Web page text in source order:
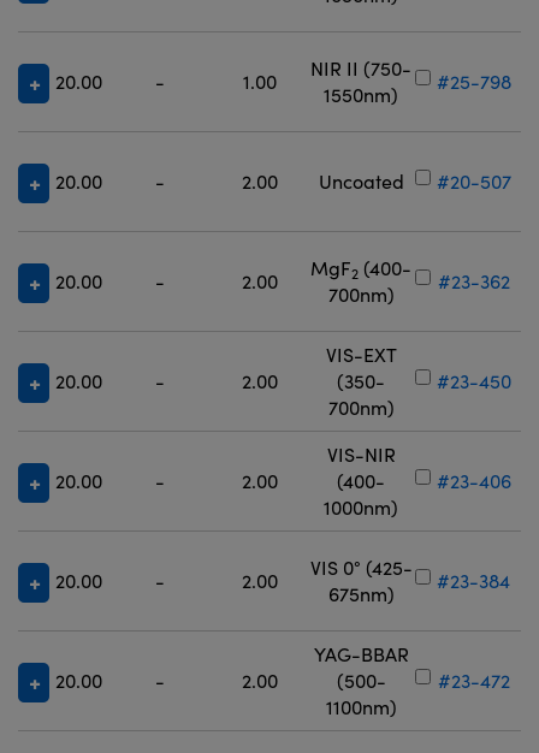
20.00 - 1.00
NIR II (750-
1550nm)
#25-798
20.00 - 2.00 Uncoated #20-507
20.00 - 2.00
MgF2 (400-
700nm)
#23-362
20.00 - 2.00
VIS-EXT
(350-
700nm)
#23-450
20.00 - 2.00
VIS-NIR
(400-
1000nm)
#23-406
20.00 - 2.00
VIS 0° (425-
675nm)
#23-384
20.00 - 2.00
YAG-BBAR
(500-
1100nm)
#23-472